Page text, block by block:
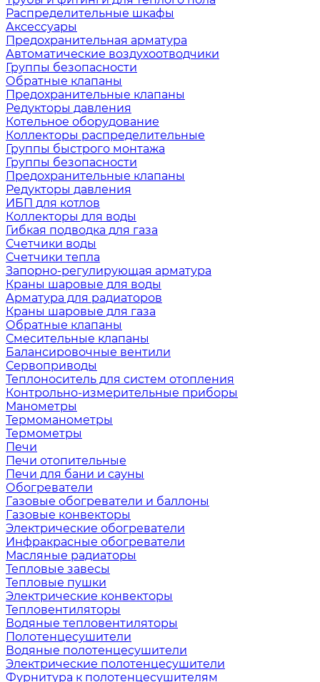
Распределительные шкафы
Аксессуары
Предохранительная арматура
Автоматические воздухоотводчики
Группы безопасности
Обратные клапаны
Предохранительные клапаны
Редукторы давления
Котельное оборудование
Коллекторы распределительные
Группы быстрого монтажа
Группы безопасности
Предохранительные клапаны
Редукторы давления
ИБП для котлов
Коллекторы для воды
Гибкая подводка для газа
Счетчики воды
Счетчики тепла
Запорно-регулирующая арматура
Краны шаровые для воды
Арматура для радиаторов
Краны шаровые для газа
Обратные клапаны
Смесительные клапаны
Балансировочные вентили
Сервоприводы
Теплоноситель для систем отопления
Контрольно-измерительные приборы
Манометры
Термоманометры
Термометры
Печи
Печи отопительные
Печи для бани и сауны
Обогреватели
Газовые обогреватели и баллоны
Газовые конвекторы
Электрические обогреватели
Инфракрасные обогреватели
Масляные радиаторы
Тепловые завесы
Тепловые пушки
Электрические конвекторы
Тепловентиляторы
Водяные тепловентиляторы
Полотенцесушители
Водяные полотенцесушители
Электрические полотенцесушители
Фурнитура к полотенцесушителям